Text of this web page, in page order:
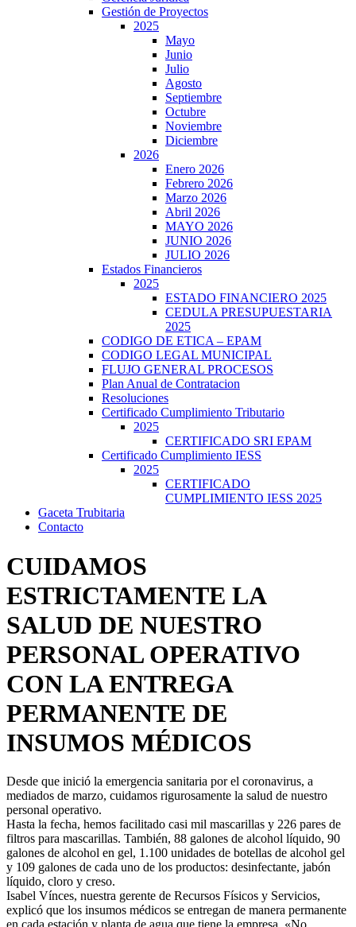
Gestión de Proyectos
2025
Mayo
Junio
Julio
Agosto
Septiembre
Octubre
Noviembre
Diciembre
2026
Enero 2026
Febrero 2026
Marzo 2026
Abril 2026
MAYO 2026
JUNIO 2026
JULIO 2026
Estados Financieros
2025
ESTADO FINANCIERO 2025
CEDULA PRESUPUESTARIA
2025
CODIGO DE ETICA – EPAM
CODIGO LEGAL MUNICIPAL
FLUJO GENERAL PROCESOS
Plan Anual de Contratacion
Resoluciones
Certificado Cumplimiento Tributario
2025
CERTIFICADO SRI EPAM
Certificado Cumplimiento IESS
2025
CERTIFICADO
CUMPLIMIENTO IESS 2025
Gaceta Trubitaria
Contacto
CUIDAMOS
ESTRICTAMENTE LA
SALUD DE NUESTRO
PERSONAL OPERATIVO
CON LA ENTREGA
PERMANENTE DE
INSUMOS MÉDICOS
Desde que inició la emergencia sanitaria por el coronavirus, a
mediados de marzo, cuidamos rigurosamente la salud de nuestro
personal operativo.
Hasta la fecha, hemos facilitado casi mil mascarillas y 226 pares de
filtros para mascarillas. También, 88 galones de alcohol líquido, 90
galones de alcohol en gel, 1.100 unidades de botellas de alcohol gel
y 109 galones de cada uno de los productos: desinfectante, jabón
líquido, cloro y creso.
Isabel Vínces, nuestra gerente de Recursos Físicos y Servicios,
explicó que los insumos médicos se entregan de manera permanente